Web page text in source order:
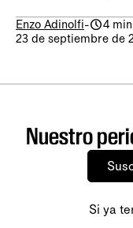
Enzo Adinolfi-
4
23 de septiembre de
Nuestro
Si ya